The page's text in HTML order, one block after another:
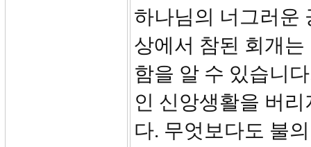
하나님의 너그러운
상에서 참된 회개
함을 알 수 있습니
인 신앙생활을 버
다. 무엇보다도 불